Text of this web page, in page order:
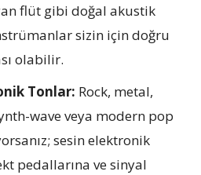
flüt gibi doğal akustik
sizin için doğru
olabilir.
Tonlar: Rock, metal,
wave veya modern pop
sesin elektronik
pedallarına ve sinyal